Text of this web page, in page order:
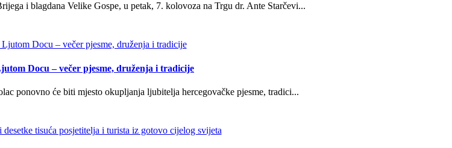
i blagdana Velike Gospe, u petak, 7. kolovoza na Trgu dr. Ante Starčevi...
Docu – večer pjesme, druženja i tradicije
ponovno će biti mjesto okupljanja ljubitelja hercegovačke pjesme, tradici...